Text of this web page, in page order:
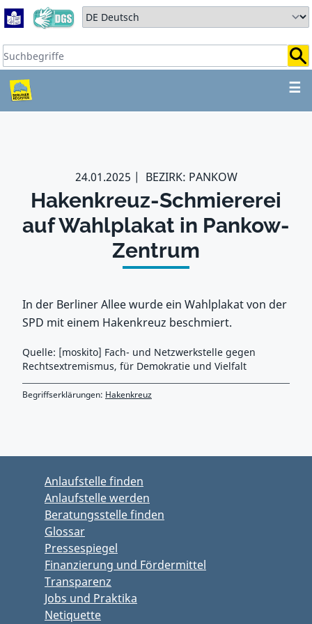
Zum Hauptbereich springen
Zum Hauptmenü springen
Sprache auswählen:
Suchbegriffe:
☰
ZUM HAUPTBEREICH
24.01.2025 BEZIRK: PANKOW
Hakenkreuz-Schmiererei
auf Wahlplakat in Pankow-
Zentrum
In der Berliner Allee wurde ein Wahlplakat von der
SPD mit einem Hakenkreuz beschmiert.
Quelle: [moskito] Fach- und Netzwerkstelle gegen
Rechtsextremismus, für Demokratie und Vielfalt
Begriffserklärungen: Hakenkreuz
Anlaufstelle finden
Anlaufstelle werden
Beratungsstelle finden
Glossar
Pressespiegel
Finanzierung und Fördermittel
Transparenz
Jobs und Praktika
Netiquette